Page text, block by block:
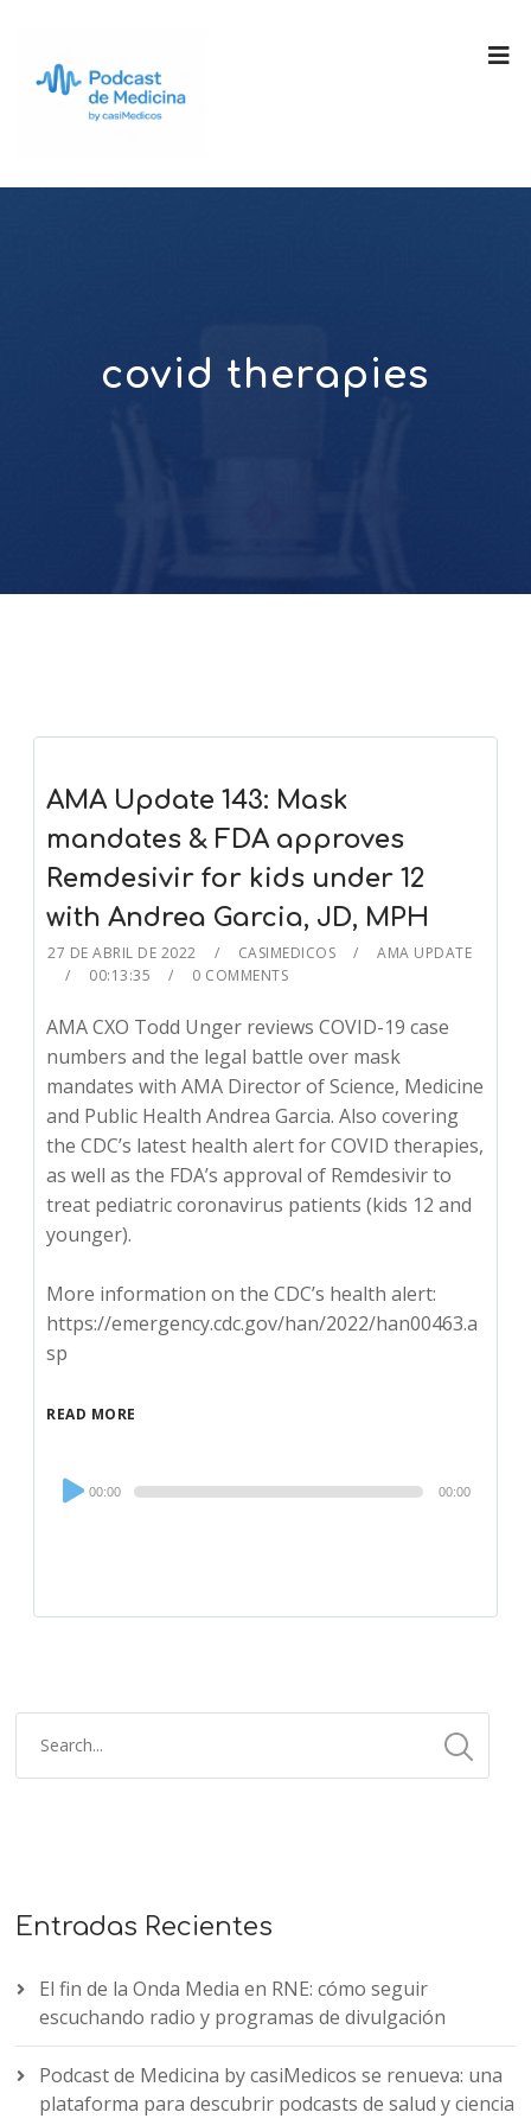
covid therapies
AMA Update 143: Mask
mandates & FDA approves
Remdesivir for kids under 12
with Andrea Garcia, JD, MPH
27 DE ABRIL DE 2022 CASIMEDICOS
AMA UPDATE
00:13:35
0 COMMENTS
AMA CXO Todd Unger reviews COVID-19 case
numbers and the legal battle over mask
mandates with AMA Director of Science, Medicine
and Public Health Andrea Garcia. Also covering
the CDC’s latest health alert for COVID therapies,
as well as the FDA’s approval of Remdesivir to
treat pediatric coronavirus patients (kids 12 and
younger).
More information on the CDC’s health alert:
https://emergency.cdc.gov/han/2022/han00463.a
sp
READ MORE
Audio
Player
00:00 00:00
Entradas Recientes
El fin de la Onda Media en RNE: cómo seguir
escuchando radio y programas de divulgación
Podcast de Medicina by casiMedicos se renueva: una
plataforma para descubrir podcasts de salud y ciencia